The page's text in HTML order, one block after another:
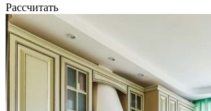
Рассчитать